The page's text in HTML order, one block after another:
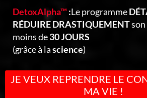
DetoxAlpha™:Le programme
RÉDUIRE DRASTIQUEMENT
moins de30 JOURS
(grâce à lascience)
JE VEUX REPRENDRE LE
MA VIE !